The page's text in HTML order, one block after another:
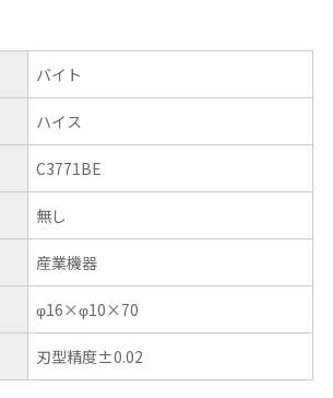
バイト
ハイス
C3771BE
無し
産業機器
φ16×φ10×70
刃型精度±0.02